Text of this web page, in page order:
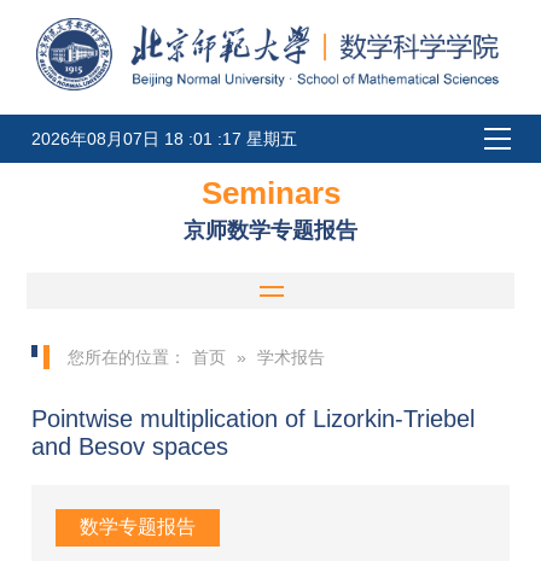
2026年08月07日 18 :01 :17 星期五
Seminars
京师数学专题报告
您所在的位置： 首页 » 学术报告
Pointwise multiplication of Lizorkin-Triebel
and Besov spaces
数学专题报告